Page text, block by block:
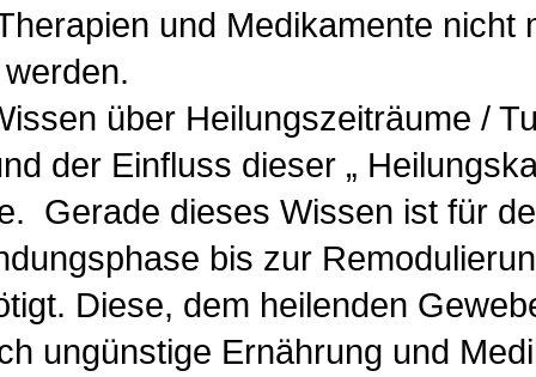
und Medikamente nicht
über Heilungszeiträume /
der Einfluss dieser „
Gerade dieses Wissen ist für
bis zur
Diese, dem heilenden
Ernährung und